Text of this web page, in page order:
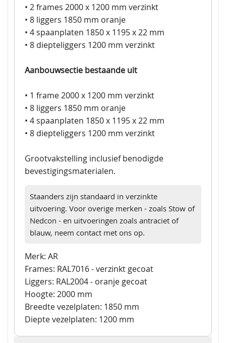
• 2 frames 2000 x 1200 mm verzinkt
• 8 liggers 1850 mm oranje
• 4 spaanplaten 1850 x 1195 x 22 mm
• 8 diepteliggers 1200 mm verzinkt
Aanbouwsectie bestaande uit
• 1 frame 2000 x 1200 mm verzinkt
• 8 liggers 1850 mm oranje
• 4 spaanplaten 1850 x 1195 x 22 mm
• 8 diepteliggers 1200 mm verzinkt
Grootvakstelling inclusief benodigde
bevestigingsmaterialen.
Staanders zijn standaard in verzinkte
uitvoering. Voor overige merken - zoals Stow of
Nedcon - en uitvoeringen zoals antraciet of
blauw, neem contact met ons op.
Merk: AR
Frames: RAL7016 - verzinkt gecoat
Liggers: RAL2004 - oranje gecoat
Hoogte: 2000 mm
Breedte vezelplaten: 1850 mm
Diepte vezelplaten: 1200 mm